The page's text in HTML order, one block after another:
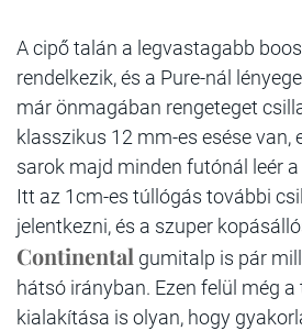
A cipő talán a legvastagabb
rendelkezik, és a Pure-nál
már önmagában rengeteget
klasszikus 12 mm-es esése van,
sarok majd minden futónál leér
Itt az 1cm-es túllógás további
jelentkezni, és a szuper
Continental gumitalp is pár
hátsó irányban. Ezen felül még
kialakítása is olyan, hogy